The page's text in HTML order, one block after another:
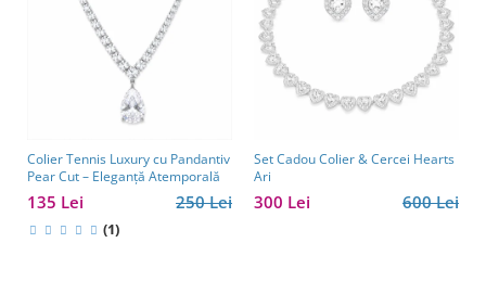
Colier Tennis Luxury cu Pandantiv
Pear Cut – Eleganță Atemporală
250 Lei
135 Lei
(1)
Set Cadou Colier & Cercei Hearts
Ari
600 Lei
300 Lei